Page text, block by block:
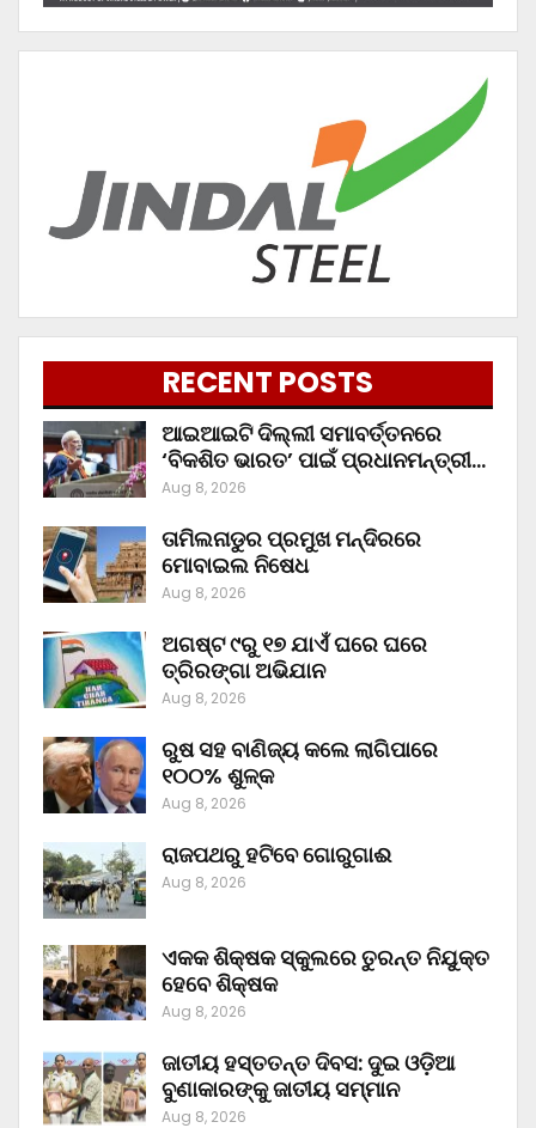
RECENT POSTS
ଆଇଆଇଟି ଦିଲ୍ଲୀ ସମାବର୍ତ୍ତନରେ
‘ବିକଶିତ ଭାରତ’ ପାଇଁ ପ୍ରଧାନମନ୍ତ୍ରୀ…
Aug 8, 2026
ତାମିଲନାଡୁର ପ୍ରମୁଖ ମନ୍ଦିରରେ
ମୋବାଇଲ ନିଷେଧ
Aug 8, 2026
ଅଗଷ୍ଟ ୯ରୁ ୧୭ ଯାଏଁ ଘରେ ଘରେ
ତ୍ରିରଙ୍ଗା ଅଭିଯାନ
Aug 8, 2026
ରୁଷ ସହ ବାଣିଜ୍ୟ କଲେ ଲାଗିପାରେ
୧୦୦% ଶୁଳ୍କ
Aug 8, 2026
ରାଜପଥରୁ ହଟିବେ ଗୋରୁଗାଈ
Aug 8, 2026
ଏକକ ଶିକ୍ଷକ ସ୍କୁଲରେ ତୁରନ୍ତ ନିଯୁକ୍ତ
ହେବେ ଶିକ୍ଷକ
Aug 8, 2026
ଜାତୀୟ ହସ୍ତତନ୍ତ ଦିବସ: ଦୁଇ ଓଡ଼ିଆ
ବୁଣାକାରଙ୍କୁ ଜାତୀୟ ସମ୍ମାନ
Aug 8, 2026